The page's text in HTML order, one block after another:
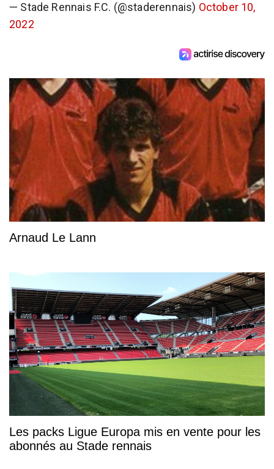
— Stade Rennais F.C. (@staderennais) October 10,
2022
Arnaud Le Lann
Les packs Ligue Europa mis en vente pour les
abonnés au Stade rennais